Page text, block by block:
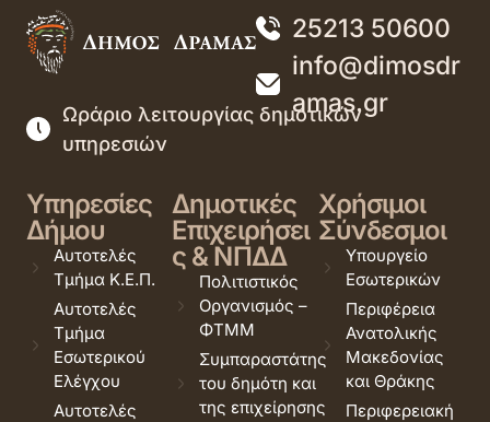
25213 50600
info@dimosdr
amas.gr
Ωράριο λειτουργίας δημοτικών
υπηρεσιών
Υπηρεσίες
Δήμου
Αυτοτελές
Τμήμα Κ.Ε.Π.
Αυτοτελές
Τμήμα
Εσωτερικού
Ελέγχου
Αυτοτελές
Δημοτικές
Επιχειρήσει
ς & ΝΠΔΔ
Πολιτιστικός
Οργανισμός –
ΦΤΜΜ
Συμπαραστάτης
του δημότη και
της επιχείρησης
Χρήσιμοι
Σύνδεσμοι
Υπουργείο
Εσωτερικών
Περιφέρεια
Ανατολικής
Μακεδονίας
και Θράκης
Περιφερειακή